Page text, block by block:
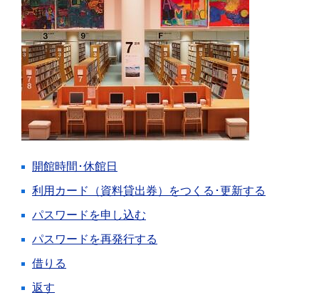
開館時間･休館日
利用カード（資料貸出券）をつくる･更新する
パスワードを申し込む
パスワードを再発行する
借りる
返す